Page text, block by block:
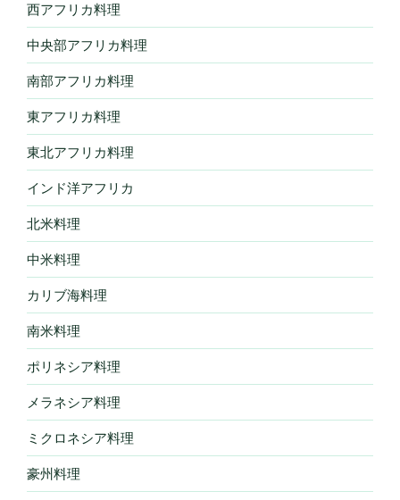
西アフリカ料理
中央部アフリカ料理
南部アフリカ料理
東アフリカ料理
東北アフリカ料理
インド洋アフリカ
北米料理
中米料理
カリブ海料理
南米料理
ポリネシア料理
メラネシア料理
ミクロネシア料理
豪州料理